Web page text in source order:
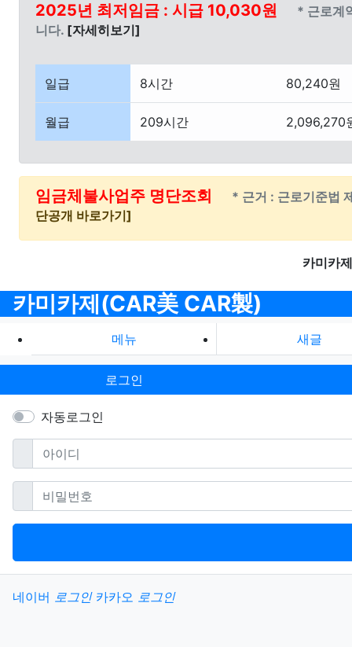
2025년 최저임금 : 시급 10,030원
* 근로계
니다. [자세히보기]
일급 8시간 80,240원
월급 209시간 2,096,270
임금체불사업주 명단조회
* 근거 : 근로기준법
단공개 바로가기]
카미카
카미카제(CAR美 CAR製)
메뉴 새글
로그인
자동로그인
아이디필수
비밀번호필수
소셜계정으로 로그인
네이버 로그인 카카오 로그인